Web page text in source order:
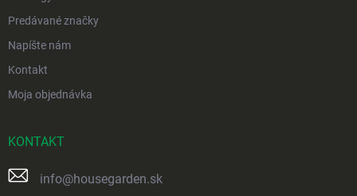
Predávané značky
Napíšte nám
Kontakt
Moja objednávka
KONTAKT
info@housegarden.sk